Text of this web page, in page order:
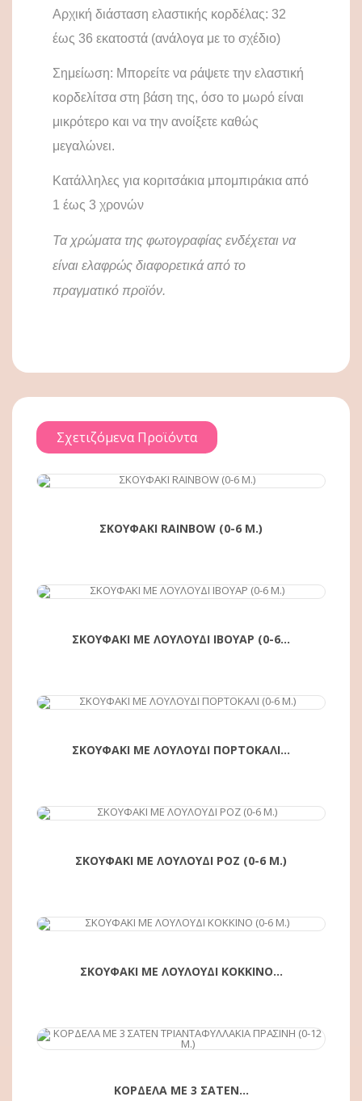
Αρχική διάσταση ελαστικής κορδέλας: 32
έως 36 εκατοστά (ανάλογα με το σχέδιο)
Σημείωση: Μπορείτε να ράψετε την ελαστική
κορδελίτσα στη βάση της, όσο το μωρό είναι
μικρότερο και να την ανοίξετε καθώς
μεγαλώνει.
Κατάλληλες για κοριτσάκια μπομπιράκια από
1 έως 3 χρονών
Τα χρώματα της φωτογραφίας ενδέχεται να
είναι ελαφρώς διαφορετικά από το
πραγματικό προϊόν.
Σχετιζόμενα Προϊόντα
ΑΓΟΡΆ
ΣΚΟΥΦΑΚΙ RAINBOW (0-6 Μ.)
ΑΓΟΡΆ
ΣΚΟΥΦΑΚΙ ΜΕ ΛΟΥΛΟΥΔΙ ΙΒΟΥΑΡ (0-6...
ΑΓΟΡΆ
ΣΚΟΥΦΑΚΙ ΜΕ ΛΟΥΛΟΥΔΙ ΠΟΡΤΟΚΑΛΙ...
ΑΓΟΡΆ
ΣΚΟΥΦΑΚΙ ΜΕ ΛΟΥΛΟΥΔΙ ΡΟΖ (0-6 Μ.)
ΑΓΟΡΆ
ΣΚΟΥΦΑΚΙ ΜΕ ΛΟΥΛΟΥΔΙ ΚΟΚΚΙΝΟ...
ΑΓΟΡΆ
ΚΟΡΔΕΛΑ ΜΕ 3 ΣΑΤΕΝ...